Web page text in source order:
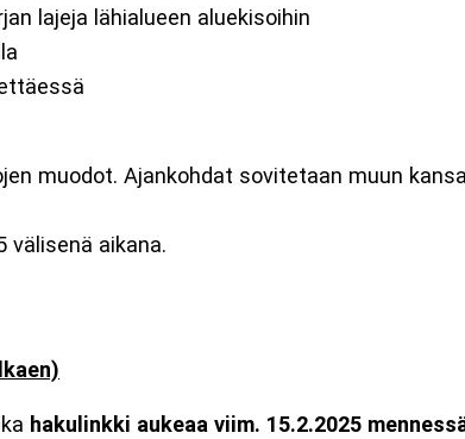
lajeja lähialueen aluekisoihin
muodot. Ajankohdat sovitetaan muun
välisenä aikana.
hakulinkki aukeaa viim. 15.2.2025